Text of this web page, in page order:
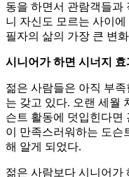
동을 하면서 관람객들과
니 자신도 모르는 사이
필자의 삶의 가장 큰 변
시니어가 하면 시너지 효
젊은 사람들은 아직 부
는 갖고 있다. 오랜 세월
슨트 활동에 덧입힌다면
이 만족스러워하는 도슨
해 알게 되었다.
젊은 사람보다 시니어가